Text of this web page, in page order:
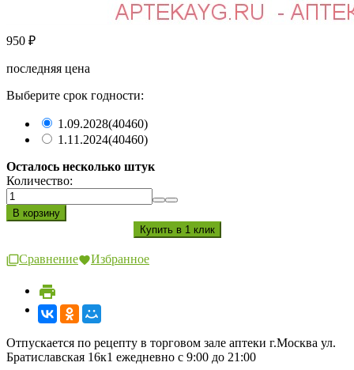
950 ₽
последняя цена
Выберите срок годности:
1.09.2028(40460)
1.11.2024(40460)
Осталось несколько штук
Количество:
Сравнение Избранное
Отпускается по рецепту в торговом зале аптеки г.Москва ул.
Братиславская 16к1 ежедневно с 9:00 до 21:00